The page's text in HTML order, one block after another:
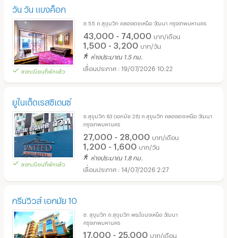
วัน วัน แบงค็อก
ลงทะเบียนที่พักแล้ว
ซ.55 ถ.สุขุมวิท คลองเตยเหนือ วัฒนา กรุงเทพมหานคร
43,000 - 74,000 บาท/เดือน
1,500 - 3,200 บาท/วัน
ห่างประมาณ 1.5 กม.
19/07/2026 10:22
ยูไนเต็ดเรสซิเดนซ์
ลงทะเบียนที่พักแล้ว
ซ.สุขุมวิท 63 (เอกมัย 26) ถ.สุขุมวิท คลองเตยเหนือ วัฒนา
กรุงเทพมหานคร
27,000 - 28,000 บาท/เดือน
1,200 - 1,600 บาท/วัน
ห่างประมาณ 1.8 กม.
14/07/2026 2:27
กรีนวิวส์ เอกมัย 10
ซ. สุขุมวิท ถ.สุขุมวิท พระโขนงเหนือ วัฒนา
กรุงเทพมหานคร
17,000 - 25,000 บาท/เดือน